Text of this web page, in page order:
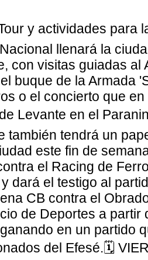
y actividades para
llenará la
con visitas guiadas al
buque de la Armada
o el concierto que
Levante en el
también tendrá un
este fin de
el Racing de
dará el testigo al
CB contra el
de Deportes a partir
en un partido
del Efesé.🗓️